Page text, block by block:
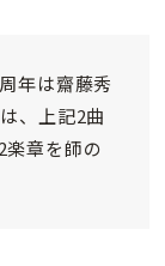
年は齋藤秀
、上記2曲
楽章を師の